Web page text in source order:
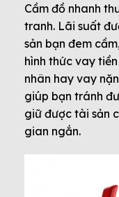
Cầm đồ nhanh
tranh. Lãi suất
sản bạn đem
hình thức vay
nhân hay vay
giúp bạn tránh
giữ được tài sản
gian ngắn.